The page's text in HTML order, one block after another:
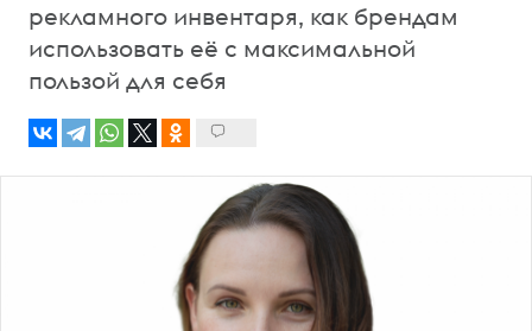
рекламного инвентаря, как брендам
использовать её с максимальной
пользой для себя